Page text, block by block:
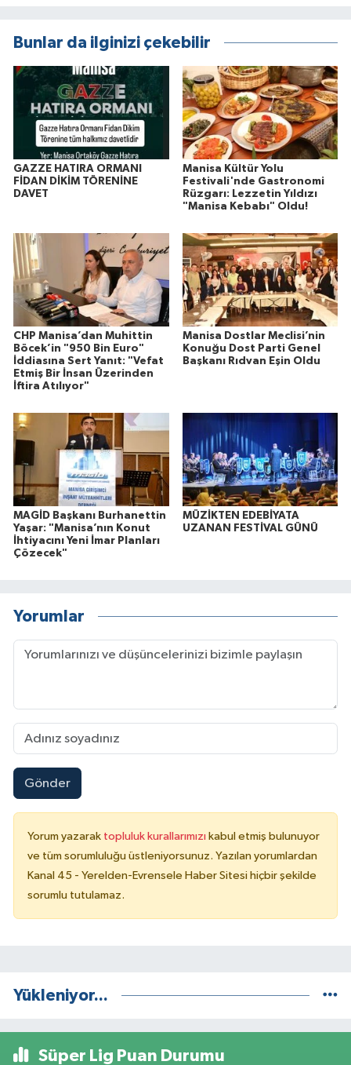
Bunlar da ilginizi çekebilir
GAZZE HATIRA ORMANI
FİDAN DİKİM TÖRENİNE
DAVET
Manisa Kültür Yolu
Festivali'nde Gastronomi
Rüzgarı: Lezzetin Yıldızı
"Manisa Kebabı" Oldu!
CHP Manisa’dan Muhittin
Böcek’in "950 Bin Euro"
İddiasına Sert Yanıt: "Vefat
Etmiş Bir İnsan Üzerinden
İftira Atılıyor"
Manisa Dostlar Meclisi’nin
Konuğu Dost Parti Genel
Başkanı Rıdvan Eşin Oldu
MAGİD Başkanı Burhanettin
Yaşar: "Manisa’nın Konut
İhtiyacını Yeni İmar Planları
Çözecek"
MÜZİKTEN EDEBİYATA
UZANAN FESTİVAL GÜNÜ
Yorumlar
Gönder
Yorum yazarak topluluk kurallarımızı kabul etmiş bulunuyor
ve tüm sorumluluğu üstleniyorsunuz. Yazılan yorumlardan
Kanal 45 - Yerelden-Evrensele Haber Sitesi hiçbir şekilde
sorumlu tutulamaz.
Yükleniyor...
Süper Lig Puan Durumu